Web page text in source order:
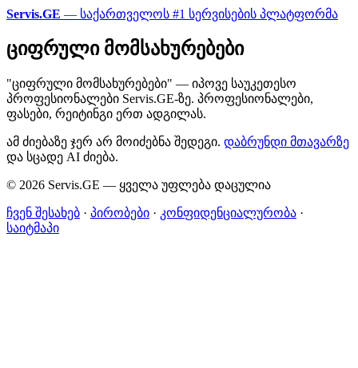
Servis.GE — საქართველოს #1 სერვისების პლატფორმა
ციფრული მომსახურებები
"ციფრული მომსახურებები" — იპოვე საუკეთესო
პროფესიონალები Servis.GE-ზე. პროფესიონალები,
ფასები, რეიტინგი ერთ ადგილას.
ამ ძიებაზე ჯერ არ მოიძებნა შედეგი. დაბრუნდი მთავარზე
და სცადე AI ძიება.
© 2026 Servis.GE — ყველა უფლება დაცულია
ჩვენ შესახებ · პირობები · კონფიდენციალურობა ·
საიტმაპი